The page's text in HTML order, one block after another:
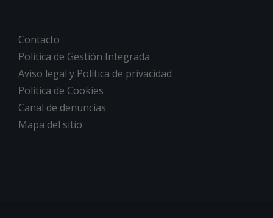
Contacto
Política de Gestión Integrada
Aviso legal y Política de privacidad
Política de Cookies
Canal de denuncias
Mapa del sitio